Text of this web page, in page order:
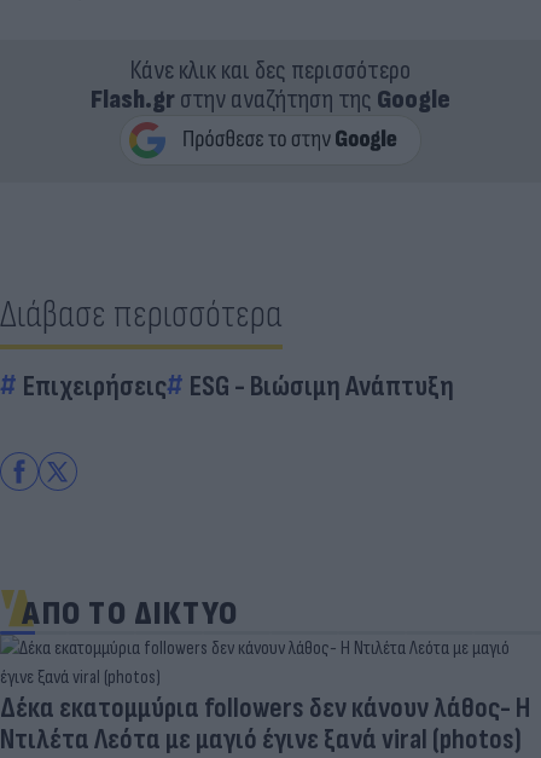
Κάνε κλικ και δες περισσότερο
Flash.grστην αναζήτηση της Google
Διάβασε περισσότερα
Επιχειρήσεις ESG - Bιώσιμη Aνάπτυξη
ΑΠΟ ΤΟ ΔΙΚΤΥΟ
Δέκα εκατομμύρια followers δεν κάνουν λάθος- Η
Ντιλέτα Λεότα με μαγιό έγινε ξανά viral (photos)